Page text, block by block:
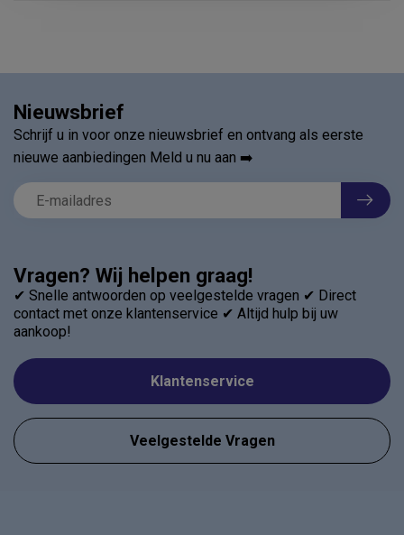
Vragen? Wij helpen graag!
✔ Snelle antwoorden op veelgestelde vragen ✔ Direct
contact met onze klantenservice ✔ Altijd hulp bij uw
aankoop!
Klantenservice
Veelgestelde Vragen
Nieuwsbrief
Schrijf u in voor onze nieuwsbrief en ontvang als eerste
nieuwe aanbiedingen Meld u nu aan ➡️